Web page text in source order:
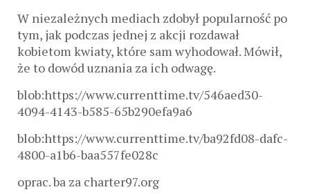
W niezależnych mediach zdobył popularność po
tym, jak podczas jednej z akcji rozdawał
kobietom kwiaty, które sam wyhodował. Mówił,
że to dowód uznania za ich odwagę.
blob:https://www.currenttime.tv/546aed30-
4094-4143-b585-65b290efa9a6
blob:https://www.currenttime.tv/ba92fd08-dafc-
4800-a1b6-baa557fe028c
oprac. ba za charter97.org